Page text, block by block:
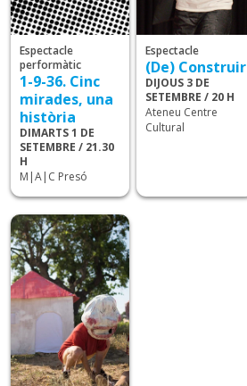
Espectacle
performàtic
1-9-36. Cinc
mirades, una
història
DIMARTS 1 DE
SETEMBRE / 21.30
H
M|A|C Presó
Espectacle
(De) Construir
DIJOUS 3 DE
SETEMBRE / 20 H
Ateneu Centre
Cultural